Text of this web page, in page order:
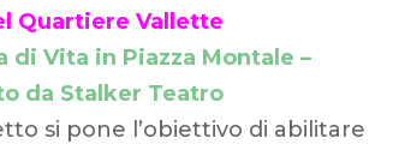
Quartiere Vallette
di Vita in Piazza Montale –
da Stalker Teatro
si pone l’obiettivo di abilitare